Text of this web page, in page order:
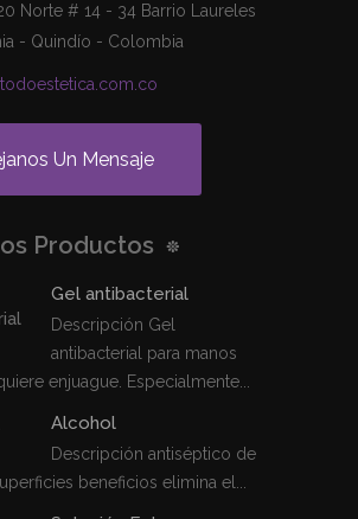
Norte # 14 - 34 Barrio Laureles
- Quindío - Colombia
Un Mensaje
Productos
Gel antibacterial
Descripción Gel
antibacterial para manos
enjuague. Especialmente...
Alcohol
Descripción antiséptico de
beneficios elimina el...